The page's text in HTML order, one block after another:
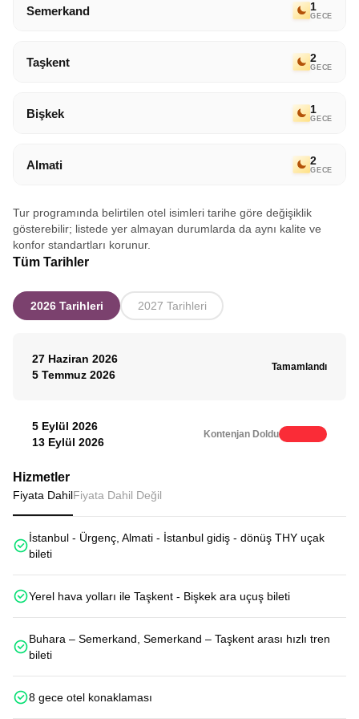
Semerkand 1
GECE
Taşkent 2
GECE
Bişkek 1
GECE
Almati 2
GECE
Tur programında belirtilen otel isimleri tarihe göre değişiklik
gösterebilir; listede yer almayan durumlarda da aynı kalite ve
konfor standartları korunur.
Tüm Tarihler
2026 Tarihleri 2027 Tarihleri
27 Haziran 2026
5 Temmuz 2026
Tamamlandı
5 Eylül 2026
13 Eylül 2026
Kontenjan Doldu
Hizmetler
Fiyata DahilFiyata Dahil Değil
İstanbul - Ürgenç, Almati - İstanbul gidiş - dönüş THY uçak
bileti
Yerel hava yolları ile Taşkent - Bişkek ara uçuş bileti
Buhara – Semerkand, Semerkand – Taşkent arası hızlı tren
bileti
8 gece otel konaklaması